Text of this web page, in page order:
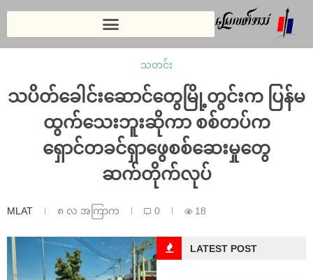
သတင်း
သပိတ်ခေါင်းဆောင်တွေမြို့တွင်းက ပြန်မ
ထွက်သေးဘူးဆိုကာ စစ်တပ်က
ရှောင်တခင်ရှာဖွေစစ်ဆေးမှုတွေ
ဆက်တိုက်လုပ်
MLAT ၈ လ အကြာက 0 18
LATEST POST